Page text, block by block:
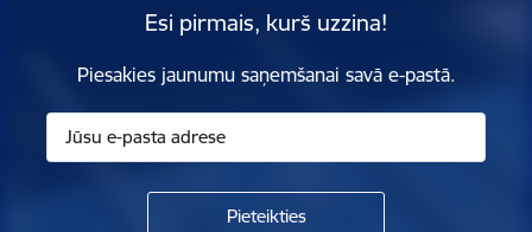
Esi pirmais, kurš uzzina!
Piesakies jaunumu saņemšanai savā e-pastā.